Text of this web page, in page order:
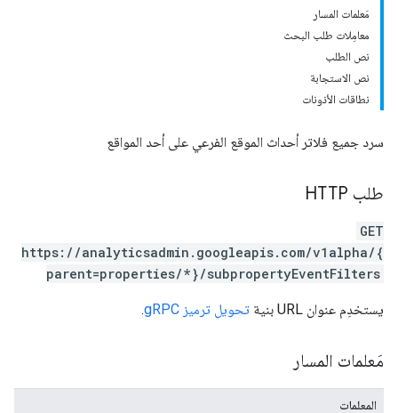
مَعلمات المسار
معامِلات طلب البحث
نص الطلب
نص الاستجابة
نطاقات الأذونات
سرد جميع فلاتر أحداث الموقع الفرعي على أحد المواقع
طلب HTTP
GET
https://analyticsadmin.googleapis.com/v1alpha/{
parent=properties/*}/subpropertyEventFilters
يستخدِم عنوان URL بنية تحويل ترميز gRPC .
مَعلمات المسار
المعلمات